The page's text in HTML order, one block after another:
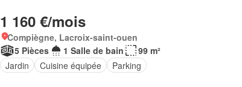
1 160 €/mois
Compiègne, Lacroix-saint-ouen
5 Pièces
1 Salle de bain
99 m²
Jardin
Cuisine équipée Parking